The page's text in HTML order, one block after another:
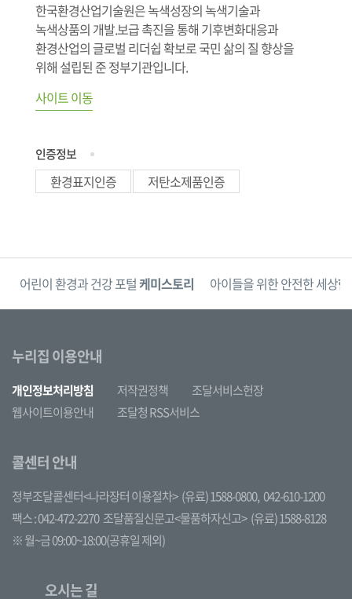
한국환경산업기술원은 녹색성장의 녹색기술과
녹색상품의 개발.보급 촉진을 통해 기후변화대응과
환경산업의 글로벌 리더쉽 확보로 국민 삶의 질 향상을
위해 설립된 준 정부기관입니다.
사이트 이동
인증정보
환경표지인증 저탄소제품인증
어린이 환경과 건강 포털케미스토리 아이들을 위한 안전한 세상
누리집 이용안내
개인정보처리방침 저작권정책
조달서비스헌장
웹사이트이용안내
조달청 RSS서비스
콜센터 안내
정부조달콜센터<나라장터 이용절차> (유료) 1588-0800, 042-610-1200
팩스 : 042-472-2270 조달품질신문고<물품하자신고> (유료) 1588-8128
※ 월~금 09:00~18:00(공휴일 제외)
오시는 길